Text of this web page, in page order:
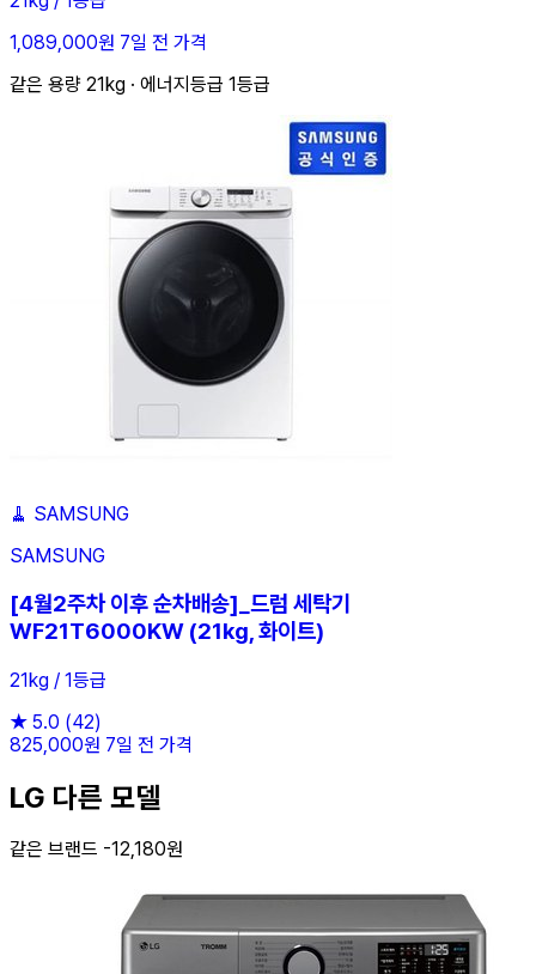
1,089,000원 7일 전 가격
같은 용량 21kg · 에너지등급 1등급
🧹 SAMSUNG
SAMSUNG
[4월2주차 이후 순차배송]_드럼 세탁기
WF21T6000KW (21kg, 화이트)
21kg / 1등급
★ 5.0 (42)
825,000원 7일 전 가격
LG 다른 모델
같은 브랜드 -12,180원